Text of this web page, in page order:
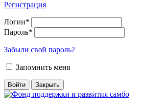
Регистрация
Логин*
Пароль*
Забыли свой пароль?
Запомнить меня